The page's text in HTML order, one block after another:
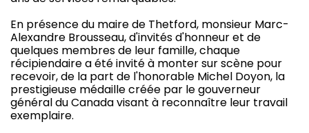
En présence du maire de Thetford, monsieur Marc-
Alexandre Brousseau, d'invités d'honneur et de
quelques membres de leur famille, chaque
récipiendaire a été invité à monter sur scène pour
recevoir, de la part de l'honorable Michel Doyon, la
prestigieuse médaille créée par le gouverneur
général du Canada visant à reconnaître leur travail
exemplaire.